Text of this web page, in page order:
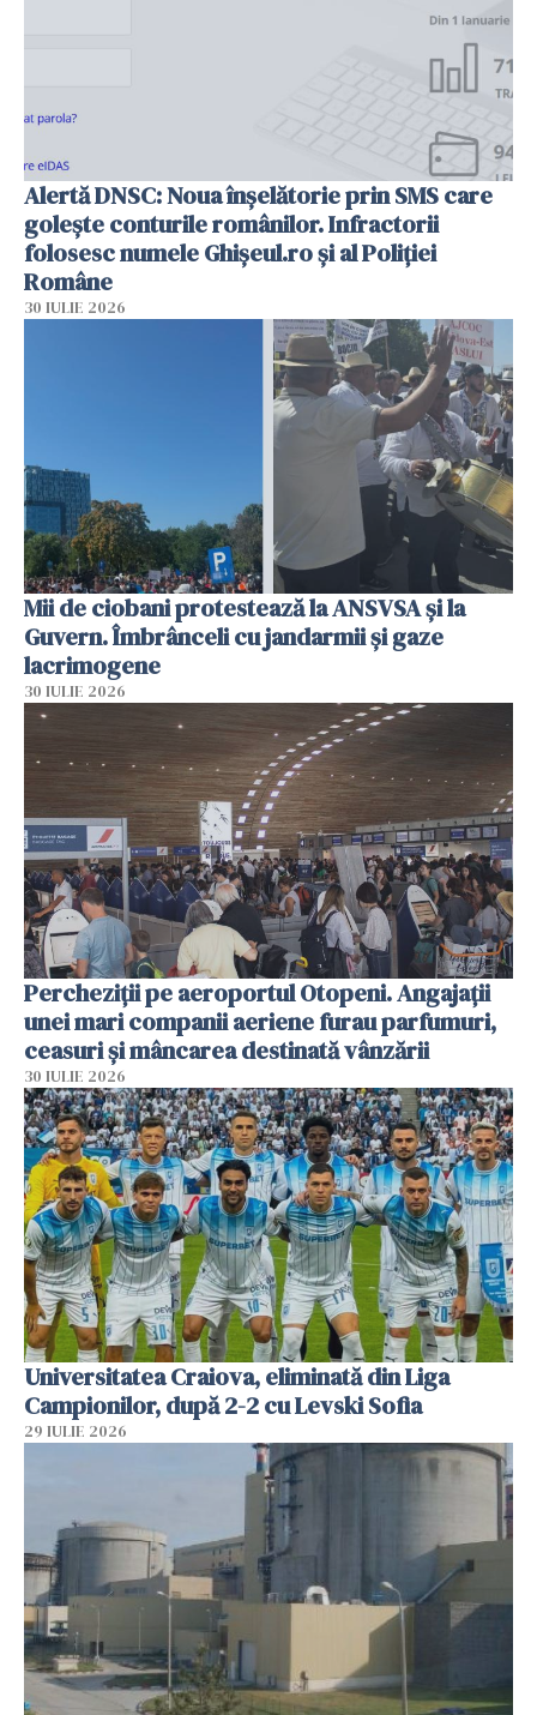
Alertă DNSC: Noua înșelătorie prin SMS care
golește conturile românilor. Infractorii
folosesc numele Ghișeul.ro și al Poliției
Române
30 IULIE 2026
Mii de ciobani protestează la ANSVSA și la
Guvern. Îmbrânceli cu jandarmii și gaze
lacrimogene
30 IULIE 2026
Percheziții pe aeroportul Otopeni. Angajații
unei mari companii aeriene furau parfumuri,
ceasuri și mâncarea destinată vânzării
30 IULIE 2026
Universitatea Craiova, eliminată din Liga
Campionilor, după 2-2 cu Levski Sofia
29 IULIE 2026